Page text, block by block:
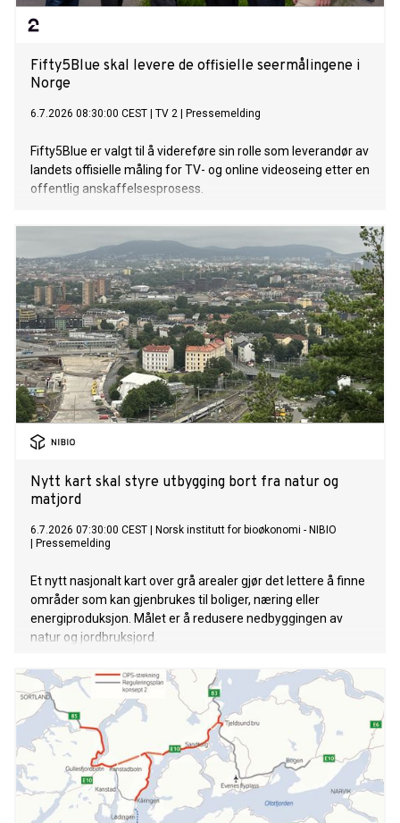
Fifty5Blue skal levere de offisielle seermålingene i
Norge
6.7.2026 08:30:00 CEST TV 2 Pressemelding
Fifty5Blue er valgt til å videreføre sin rolle som leverandør av
landets offisielle måling for TV- og online videoseing etter en
offentlig anskaffelsesprosess.
Nytt kart skal styre utbygging bort fra natur og
matjord
6.7.2026 07:30:00 CEST
Norsk institutt for bioøkonomi - NIBIO
Pressemelding
Et nytt nasjonalt kart over grå arealer gjør det lettere å finne
områder som kan gjenbrukes til boliger, næring eller
energiproduksjon. Målet er å redusere nedbyggingen av
natur og jordbruksjord.